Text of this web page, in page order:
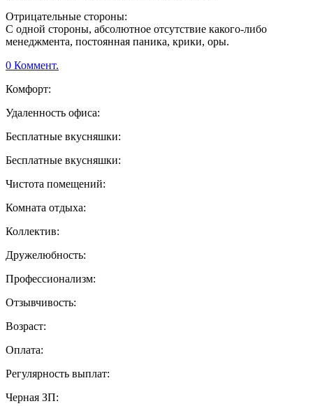
Отрицательные стороны:
С одной стороны, абсолютное отсутствие какого-либо
менеджмента, постоянная паника, крики, оры.
0 Коммент.
Комфорт:
Удаленность офиса:
Бесплатные вкусняшки:
Бесплатные вкусняшки:
Чистота помещений:
Комната отдыха:
Коллектив:
Дружелюбность:
Профессионализм:
Отзывчивость:
Возраст:
Оплата:
Регулярность выплат:
Черная ЗП: